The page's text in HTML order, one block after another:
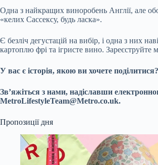
Одна з найкращих виноробень Англії, але
«келих Сассексу, будь ласка».
Є безліч дегустацій на вибір, і одна з них
картоплю фрі та ігристе вино. Зареєструйте
У вас є історія, якою ви хочете поділитися?
Зв’яжіться з нами, надіславши
MetroLifestyleTeam@Metro.co.uk.
Пропозиції дня